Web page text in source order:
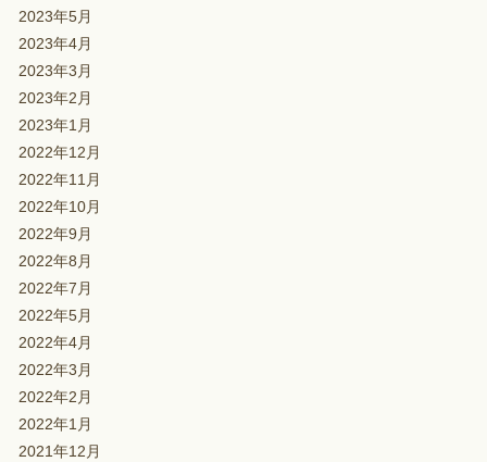
2023年5月
2023年4月
2023年3月
2023年2月
2023年1月
2022年12月
2022年11月
2022年10月
2022年9月
2022年8月
2022年7月
2022年5月
2022年4月
2022年3月
2022年2月
2022年1月
2021年12月